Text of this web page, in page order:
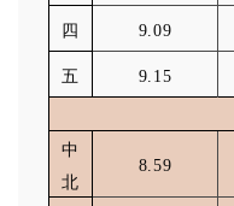
四 9.09
五 9.15
中
北
8.59